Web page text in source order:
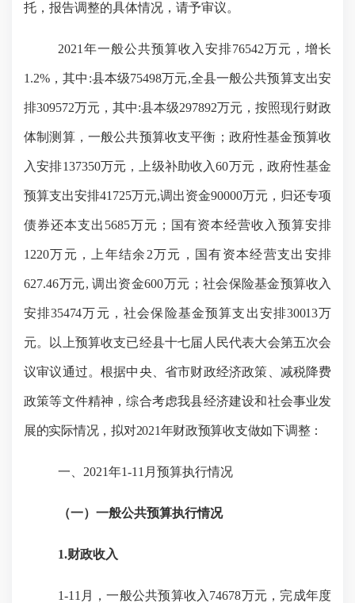
托，报告调整的具体情况，请予审议。
2021年一般公共预算收入安排76542万元，增长
1.2%，其中:县本级75498万元,全县一般公共预算支出安
排309572万元，其中:县本级297892万元，按照现行财政
体制测算，一般公共预算收支平衡；政府性基金预算收
入安排137350万元，上级补助收入60万元，政府性基金
预算支出安排41725万元,调出资金90000万元，归还专项
债券还本支出5685万元；国有资本经营收入预算安排
1220万元，上年结余 2万元，国有资本经营支出安排
627.46万元, 调出资金600万元； 社会保险基金预算收入
安排35474万元，社会保险基金预算支出安排30013万
元。以上预算收支已经县十七届人民代表大会第五次会
议审议通过。根据中央、省市财政经济政策、减税降费
政策等文件精神，综合考虑我县经济建设和社会事业发
展的实际情况，拟对2021年财政预算收支做如下调整：
一、 2021年1-1 1 月预算执行情况
（一）一般公共预算执行情况
1.财政收入
1-1 1 月，一般公共预算收入 74678万元，完成年度